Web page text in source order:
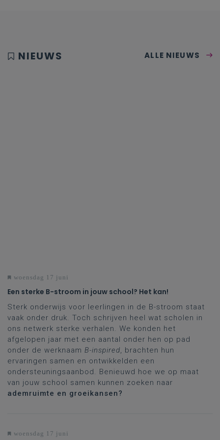
NIEUWS ALLE NIEUWS
woensdag 17 juni
Een sterke B-stroom in jouw school? Het kan!
Sterk onderwijs voor leerlingen in de B-stroom staat
vaak onder druk. Toch schrijven heel wat scholen in
ons netwerk sterke verhalen. We konden het
afgelopen jaar met een aantal onder hen op pad
onder de werknaam B-inspired , brachten hun
ervaringen samen en ontwikkelden een
ondersteuningsaanbod. Benieuwd hoe we op maat
van jouw school samen kunnen zoeken naar
ademruimte en groeikansen?
woensdag 17 juni